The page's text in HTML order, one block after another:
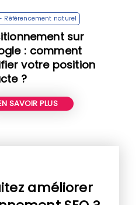
- Référencement naturel
sur
: comment
votre position
?
SAVOIR PLUS
améliorer